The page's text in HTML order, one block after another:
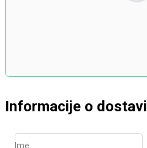
Informacije o dostavi
Ime